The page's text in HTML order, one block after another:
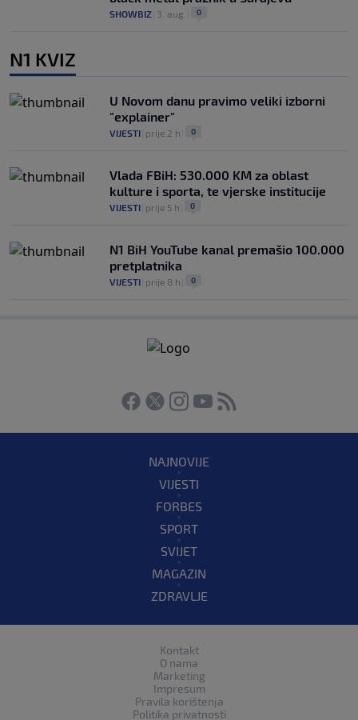
SHOWBIZ 3. aug. 0
N1 KVIZ
U Novom danu pravimo veliki izborni
"explainer"
VIJESTI prije 2 h 0
Vlada FBiH: 530.000 KM za oblast
kulture i sporta, te vjerske institucije
VIJESTI prije 5 h 0
N1 BiH YouTube kanal premašio 100.000
pretplatnika
VIJESTI prije 8 h 0
NAJNOVIJE
VIJESTI
FORBES
SPORT
SVIJET
MAGAZIN
ZDRAVLJE
Kontakt
O nama
Marketing
Impresum
Pravila korištenja
Politika privatnosti